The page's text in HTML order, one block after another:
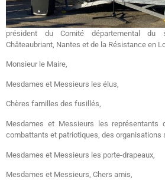
président du Comité départemental
Châteaubriant, Nantes et de la Résistance en
Monsieur le Maire,
Mesdames et Messieurs les élus,
Chères familles des fusillés,
Mesdames et Messieurs les représentants
combattants et patriotiques, des organisations
Mesdames et Messieurs les porte-drapeaux,
Mesdames et Messieurs, Chers amis,